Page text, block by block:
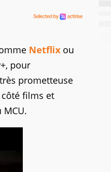
Netflix ou
pour
prometteuse
films et